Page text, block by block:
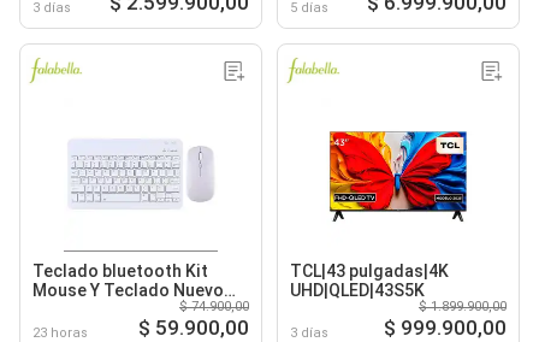
3 días 5 días
Teclado bluetooth Kit
Mouse Y Teclado Nuevo
23 horas
$ 74.900,00
$ 59.900,00
TCL|43 pulgadas|4K
UHD|QLED|43S5K
3 días
$ 1.899.900,00
$ 999.900,00